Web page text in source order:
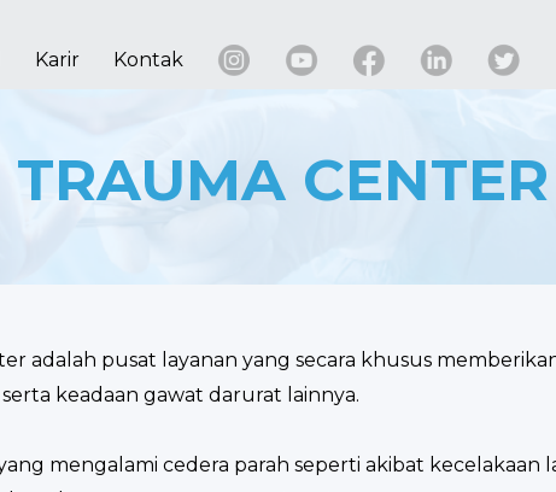
Karir Kontak
TRAUMA CENTER
adalah pusat layanan yang secara khusus
keadaan gawat darurat lainnya.
mengalami cedera parah seperti akibat kecelakaan